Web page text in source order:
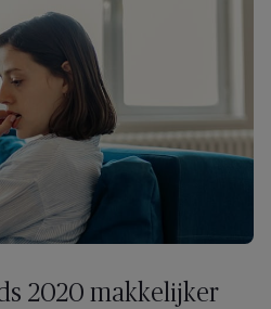
2020 makkelijker